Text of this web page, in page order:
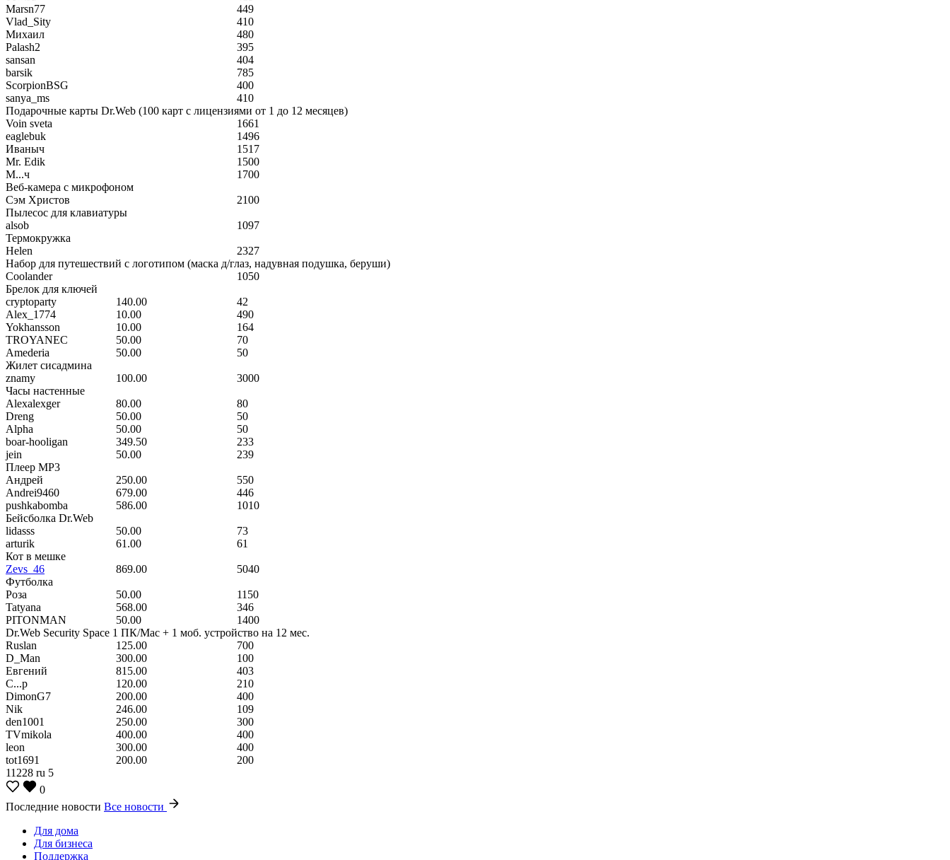
Marsn77
449
Vlad_Sity
410
Михаил
480
Palash2
395
sansan
404
barsik
785
ScorpionBSG
400
sanya_ms
410
Подарочные карты Dr.Web (100 карт с лицензиями от 1 до 12 месяцев)
Voin sveta
1661
eaglebuk
1496
Иваныч
1517
Mr. Edik
1500
М...ч
1700
Веб-камера с микрофоном
Сэм Христов
2100
Пылесос для клавиатуры
alsob
1097
Термокружка
Helen
2327
Набор для путешествий с логотипом (маска д/глаз, надувная подушка, беруши)
Coolander
1050
Брелок для ключей
cryptoparty
140.00
42
Alex_1774
10.00
490
Yokhansson
10.00
164
TROYANEC
50.00
70
Amederia
50.00
50
Жилет сисадмина
znamy
100.00
3000
Часы настенные
Alexalexger
80.00
80
Dreng
50.00
50
Alpha
50.00
50
boar-hooligan
349.50
233
jein
50.00
239
Плеер MP3
Андрей
250.00
550
Andrei9460
679.00
446
pushkabomba
586.00
1010
Бейсболка Dr.Web
lidasss
50.00
73
arturik
61.00
61
Кот в мешке
Zevs_46
869.00
5040
Футболка
Роза
50.00
1150
Tatyana
568.00
346
PITONMAN
50.00
1400
Dr.Web Security Space 1 ПК/Mac + 1 моб. устройство на 12 мес.
Ruslan
125.00
700
D_Man
300.00
100
Евгений
815.00
403
С...р
120.00
210
DimonG7
200.00
400
Nik
246.00
109
den1001
250.00
300
TVmikola
400.00
400
leon
300.00
400
tot1691
200.00
200
11228 ru 5
0
Последние новости Все новости
Для дома
Для бизнеса
Поддержка